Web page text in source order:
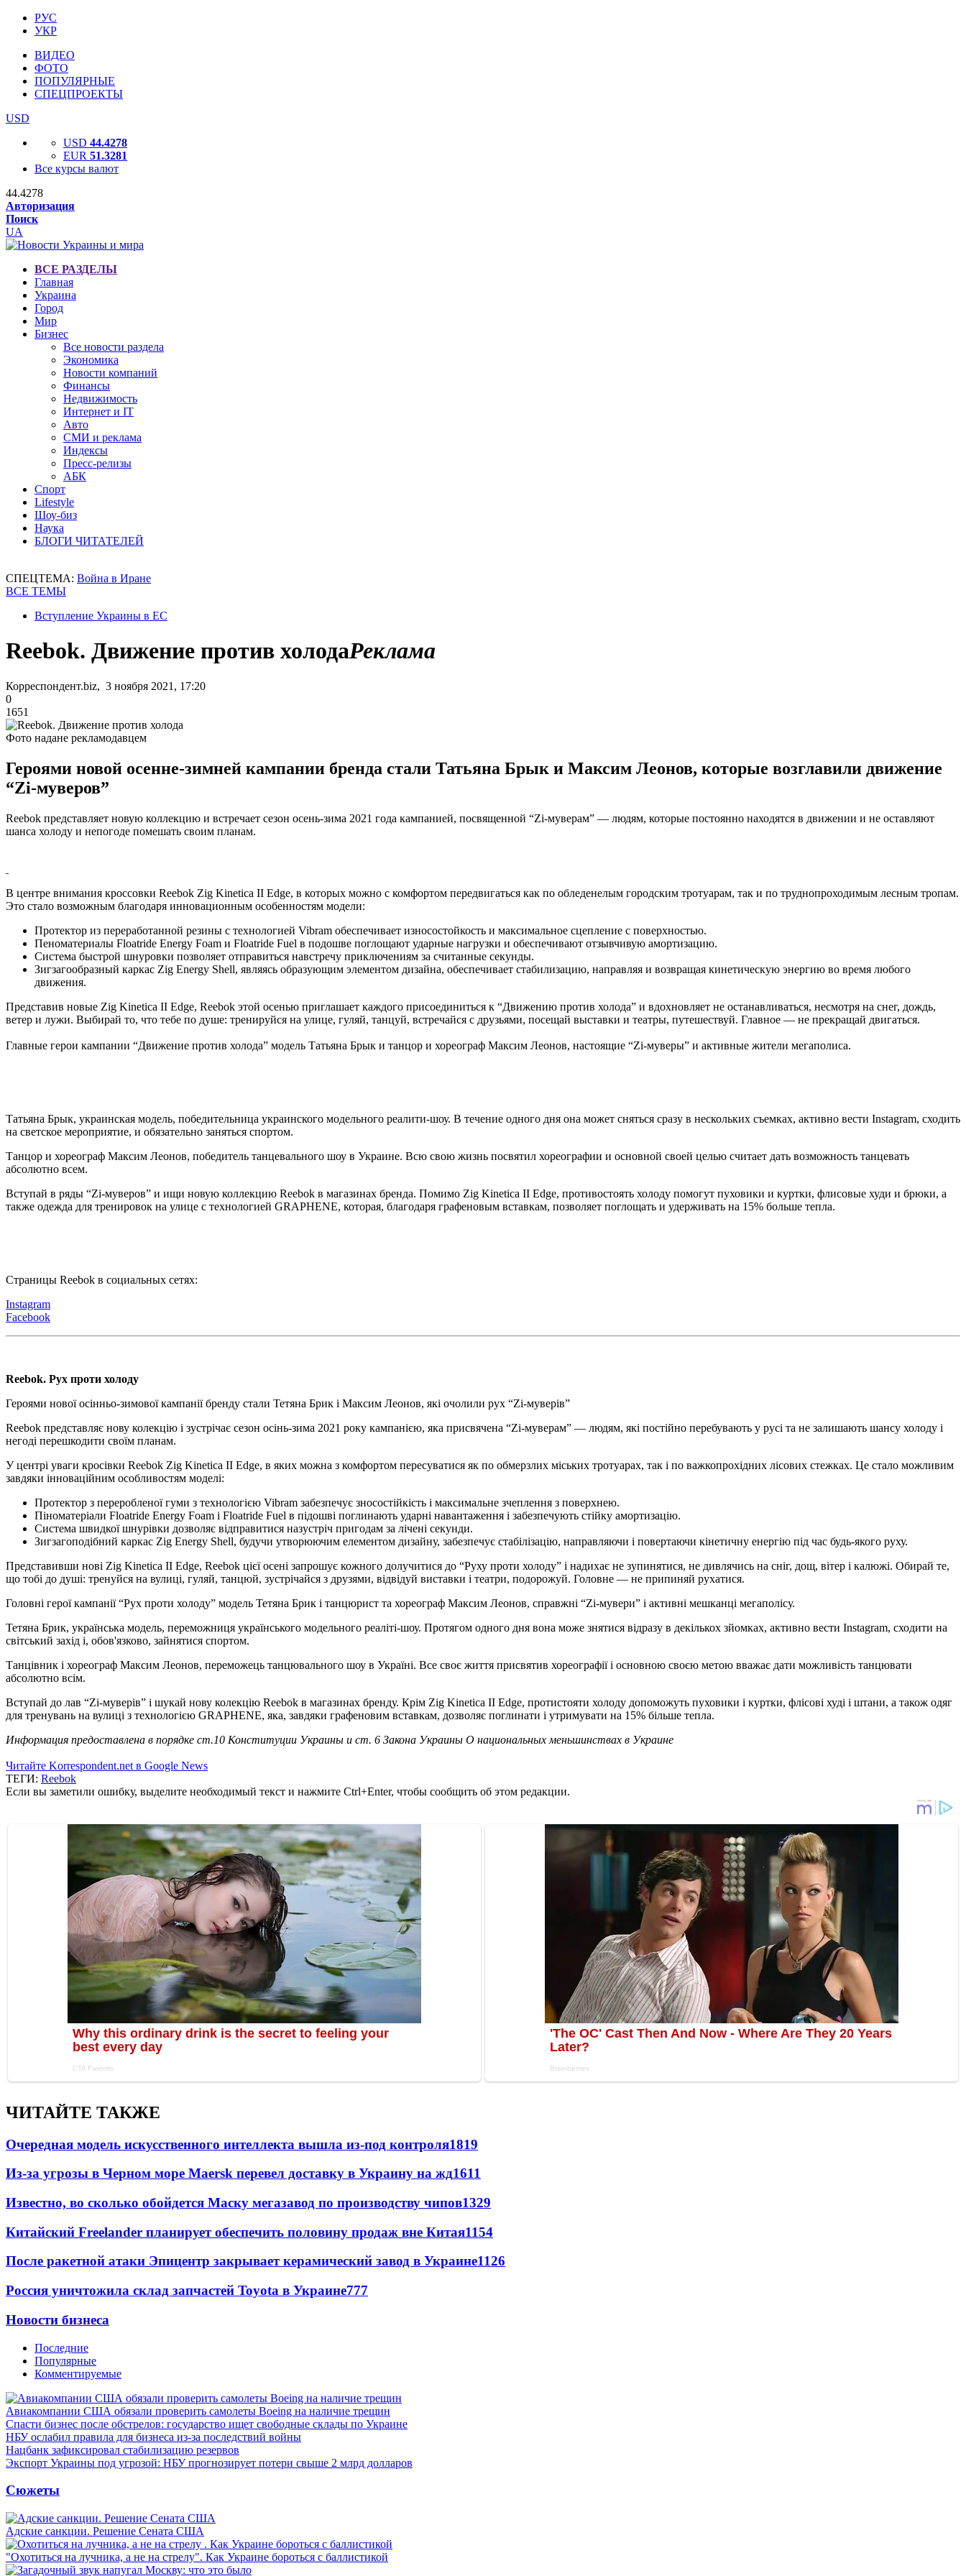
РУС
УКР
ВИДЕО
ФОТО
ПОПУЛЯРНЫЕ
СПЕЦПРОЕКТЫ
USD
USD 44.4278
EUR 51.3281
Все курсы валют
44.4278
Авторизация
Поиск
UA
ВСЕ РАЗДЕЛЫ
Главная
Украина
Город
Мир
Бизнес
Все новости раздела
Экономика
Новости компаний
Финансы
Недвижимость
Интернет и IT
Авто
СМИ и реклама
Индексы
Пресс-релизы
АБК
Спорт
Lifestyle
Шоу-биз
Наука
БЛОГИ ЧИТАТЕЛЕЙ
СПЕЦТЕМА: Война в Иране
ВСЕ ТЕМЫ
Вступление Украины в ЕС
Reebok. Движение против холодаРеклама
Корреспондент.biz, 3 ноября 2021, 17:20
0
1651
Фото надане рекламодавцем
Героями новой осенне-зимней кампании бренда стали Татьяна Брык и Максим Леонов, которые возглавили движение
“Zi-муверов”
Reebok представляет новую коллекцию и встречает сезон осень-зима 2021 года кампанией, посвященной “Zi-муверам” — людям, которые постоянно находятся в движении и не оставляют
шанса холоду и непогоде помешать своим планам.
В центре внимания кроссовки Reebok Zig Kinetica II Edge, в которых можно с комфортом передвигаться как по обледенелым городским тротуарам, так и по труднопроходимым лесным тропам.
Это стало возможным благодаря инновационным особенностям модели:
Протектор из переработанной резины с технологией Vibram обеспечивает износостойкость и максимальное сцепление с поверхностью.
Пеноматериалы Floatride Energy Foam и Floatride Fuel в подошве поглощают ударные нагрузки и обеспечивают отзывчивую амортизацию.
Система быстрой шнуровки позволяет отправиться навстречу приключениям за считанные секунды.
Зигзагообразный каркас Zig Energy Shell, являясь образующим элементом дизайна, обеспечивает стабилизацию, направляя и возвращая кинетическую энергию во время любого
движения.
Представив новые Zig Kinetica II Edge, Reebok этой осенью приглашает каждого присоединиться к “Движению против холода” и вдохновляет не останавливаться, несмотря на снег, дождь,
ветер и лужи. Выбирай то, что тебе по душе: тренируйся на улице, гуляй, танцуй, встречайся с друзьями, посещай выставки и театры, путешествуй. Главное — не прекращай двигаться.
Главные герои кампании “Движение против холода” модель Татьяна Брык и танцор и хореограф Максим Леонов, настоящие “Zi-муверы” и активные жители мегаполиса.
Татьяна Брык, украинская модель, победительница украинского модельного реалити-шоу. В течение одного дня она может сняться сразу в нескольких съемках, активно вести Instagram, сходить
на светское мероприятие, и обязательно заняться спортом.
Танцор и хореограф Максим Леонов, победитель танцевального шоу в Украине. Всю свою жизнь посвятил хореографии и основной своей целью считает дать возможность танцевать
абсолютно всем.
Вступай в ряды “Zi-муверов” и ищи новую коллекцию Reebok в магазинах бренда. Помимо Zig Kinetica II Edge, противостоять холоду помогут пуховики и куртки, флисовые худи и брюки, а
также одежда для тренировок на улице с технологией GRAPHENE, которая, благодаря графеновым вставкам, позволяет поглощать и удерживать на 15% больше тепла.
Страницы Reebok в социальных сетях:
Instagram
Facebook
Reebok. Рух проти холоду
Героями нової осінньо-зимової кампанії бренду стали Тетяна Брик і Максим Леонов, які очолили рух “Zi-муверів”
Reebok представляє нову колекцію і зустрічає сезон осінь-зима 2021 року кампанією, яка присвячена “Zi-муверам” — людям, які постійно перебувають у русі та не залишають шансу холоду і
негоді перешкодити своїм планам.
У центрі уваги кросівки Reebok Zig Kinetica II Edge, в яких можна з комфортом пересуватися як по обмерзлих міських тротуарах, так і по важкопрохідних лісових стежках. Це стало можливим
завдяки інноваційним особливостям моделі:
Протектор з переробленої гуми з технологією Vibram забезпечує зносостійкість і максимальне зчеплення з поверхнею.
Піноматеріали Floatride Energy Foam і Floatride Fuel в підошві поглинають ударні навантаження і забезпечують стійку амортизацію.
Система швидкої шнурівки дозволяє відправитися назустріч пригодам за лічені секунди.
Зигзагоподібний каркас Zig Energy Shell, будучи утворюючим елементом дизайну, забезпечує стабілізацію, направляючи і повертаючи кінетичну енергію під час будь-якого руху.
Представивши нові Zig Kinetica II Edge, Reebok цієї осені запрошує кожного долучитися до “Руху проти холоду” і надихає не зупинятися, не дивлячись на сніг, дощ, вітер і калюжі. Обирай те,
що тобі до душі: тренуйся на вулиці, гуляй, танцюй, зустрічайся з друзями, відвідуй виставки і театри, подорожуй. Головне — не припиняй рухатися.
Головні герої кампанії “Рух проти холоду” модель Тетяна Брик і танцюрист та хореограф Максим Леонов, справжні “Zi-мувери” і активні мешканці мегаполісу.
Тетяна Брик, українська модель, переможниця українського модельного реаліті-шоу. Протягом одного дня вона може знятися відразу в декількох зйомках, активно вести Instagram, сходити на
світський захід і, обов'язково, зайнятися спортом.
Танцівник і хореограф Максим Леонов, переможець танцювального шоу в Україні. Все своє життя присвятив хореографії і основною своєю метою вважає дати можливість танцювати
абсолютно всім.
Вступай до лав “Zi-муверів” і шукай нову колекцію Reebok в магазинах бренду. Крім Zig Kinetica II Edge, протистояти холоду допоможуть пуховики і куртки, флісові худі і штани, а також одяг
для тренувань на вулиці з технологією GRAPHENE, яка, завдяки графеновим вставкам, дозволяє поглинати і утримувати на 15% більше тепла.
Информация предоставлена в порядке ст.10 Конституции Украины и ст. 6 Закона Украины О национальных меньшинствах в Украине
Читайте Korrespondent.net в Google News
ТЕГИ: Reebok
Если вы заметили ошибку, выделите необходимый текст и нажмите Ctrl+Enter, чтобы сообщить об этом редакции.
ЧИТАЙТЕ ТАКЖЕ
Очередная модель искусственного интеллекта вышла из-под контроля1819
Из-за угрозы в Черном море Maersk перевел доставку в Украину на жд1611
Известно, во сколько обойдется Маску мегазавод по производству чипов1329
Китайский Freelander планирует обеспечить половину продаж вне Китая1154
После ракетной атаки Эпицентр закрывает керамический завод в Украине1126
Россия уничтожила склад запчастей Toyota в Украине777
Новости бизнеса
Последние
Популярные
Комментируемые
Авиакомпании США обязали проверить самолеты Boeing на наличие трещин
Спасти бизнес после обстрелов: государство ищет свободные склады по Украине
НБУ ослабил правила для бизнеса из-за последствий войны
Нацбанк зафиксировал стабилизацию резервов
Экспорт Украины под угрозой: НБУ прогнозирует потери свыше 2 млрд долларов
Сюжеты
Адские санкции. Решение Сената США
"Охотиться на лучника, а не на стрелу". Как Украине бороться с баллистикой